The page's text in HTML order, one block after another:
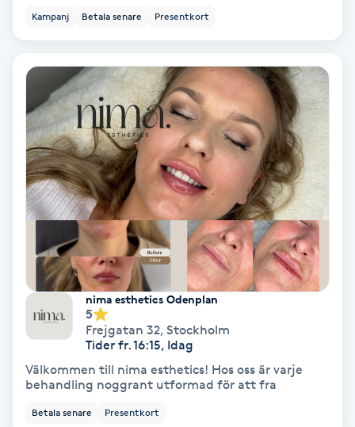
Personal shopper
Personlig tränare
Picolaser
Piercing
Pigmentbehandling
Pigmentfläckar
Plastikkirurgi
Powder brows
Kampanj Betala senare Presentkort
nima esthetics Odenplan
5
Frejgatan 32, Stockholm
Tider fr. 16:15, Idag
Välkommen till nima esthetics! Hos oss är varje
behandling noggrant utformad för att fra
Betala senare Presentkort